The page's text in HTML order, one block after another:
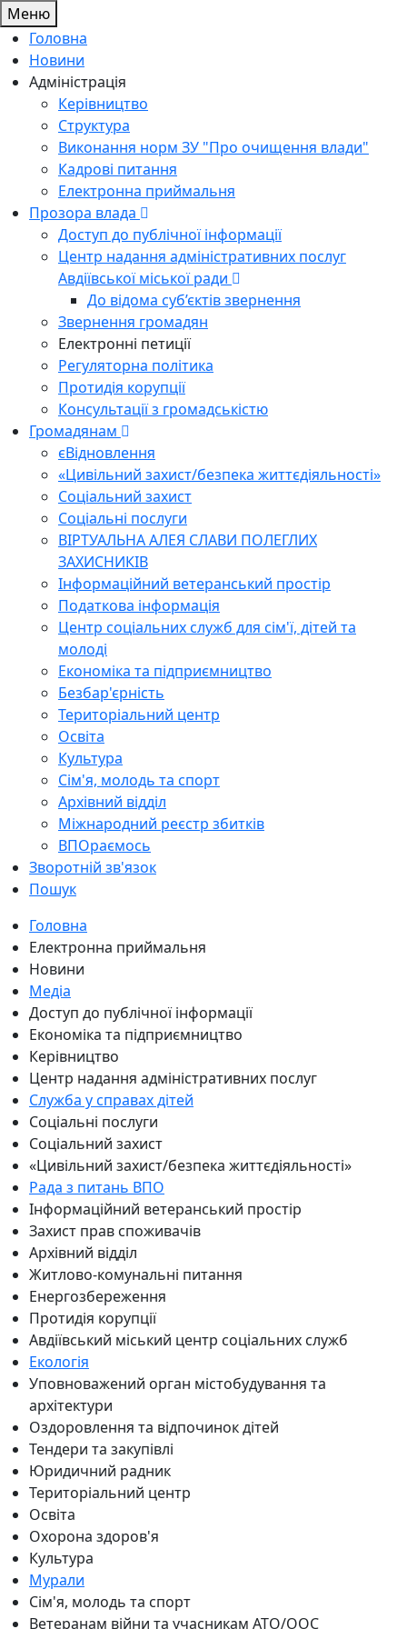
Меню
Головна
Новини
Адміністрація
Керівництво
Структура
Виконання норм ЗУ "Про очищення влади"
Кадрові питання
Електронна приймальня
Прозора влада
Доступ до публічної інформації
Центр надання адміністративних послуг
Авдіївської міської ради
До відома суб’єктів звернення
Звернення громадян
Електронні петиції
Регуляторна політика
Протидія корупції
Консультації з громадськістю
Громадянам
єВідновлення
«Цивільний захист/безпека життєдіяльності»
Соціальний захист
Соціальні послуги
ВІРТУАЛЬНА АЛЕЯ СЛАВИ ПОЛЕГЛИХ
ЗАХИСНИКІВ
Інформаційний ветеранський простір
Податкова інформація
Центр соціальних служб для сім'ї, дітей та
молоді
Економіка та підприємництво
Безбар'єрність
Територіальний центр
Освіта
Культура
Сім'я, молодь та спорт
Архівний відділ
Міжнародний реєстр збитків
ВПОраємось
Зворотній зв'язок
Пошук
Головна
Електронна приймальня
Новини
Медіа
Доступ до публічної інформації
Економіка та підприємництво
Керівництво
Центр надання адміністративних послуг
Служба у справах дітей
Соціальні послуги
Соціальний захист
«Цивільний захист/безпека життєдіяльності»
Рада з питань ВПО
Інформаційний ветеранський простір
Захист прав споживачів
Архівний відділ
Житлово-комунальні питання
Енергозбереження
Протидія корупції
Авдіївський міський центр соціальних служб
Екологія
Уповноважений орган містобудування та
архітектури
Оздоровлення та відпочинок дітей
Тендери та закупівлі
Юридичний радник
Територіальний центр
Освіта
Охорона здоров'я
Культура
Мурали
Сім'я, молодь та спорт
Ветеранам війни та учасникам АТО/ООС